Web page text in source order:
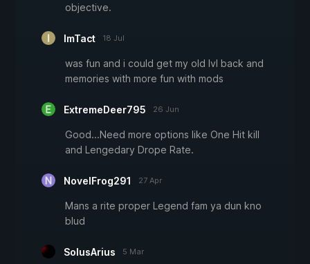
objective.
ImTact 18 Jul
was fun and i could get my old lvl back and
memories with more fun with mods
ExtremeDeer795 26 Jun
Good...Need more options like One Hit kill
and Lengedary Drope Rate.
NovelFrog291 27 Apr
Mans a rite proper Legend fam ya dun kno
blud
SolusArius 5 Mar